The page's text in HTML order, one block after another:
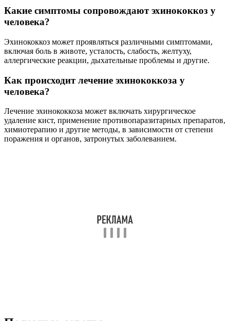
Какие симптомы сопровождают эхинококкоз у
человека?
Эхинококкоз может проявляться различными симптомами,
включая боль в животе, усталость, слабость, желтуху,
аллергические реакции, дыхательные проблемы и другие.
Как происходит лечение эхинококкоза у
человека?
Лечение эхинококкоза может включать хирургическое
удаление кист, применение противопаразитарных препаратов,
химиотерапию и другие методы, в зависимости от степени
поражения и органов, затронутых заболеванием.